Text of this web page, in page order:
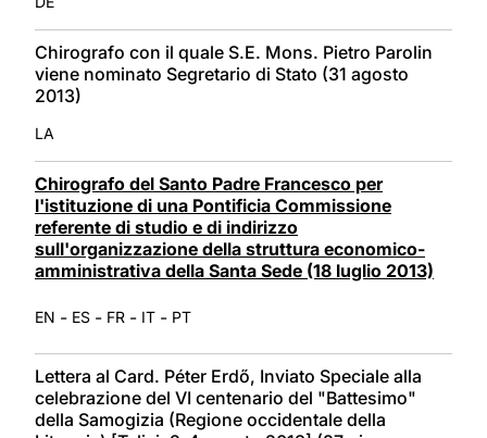
Chirografo con il quale S.E. Mons. Pietro Parolin
viene nominato Segretario di Stato (31 agosto
2013)
LA
Chirografo del Santo Padre Francesco per
l'istituzione di una Pontificia Commissione
referente di studio e di indirizzo
sull'organizzazione della struttura economico-
amministrativa della Santa Sede (18 luglio 2013)
EN - ES - FR - IT - PT
Lettera al Card. Péter Erdő, Inviato Speciale alla
celebrazione del VI centenario del "Battesimo"
della Samogizia (Regione occidentale della